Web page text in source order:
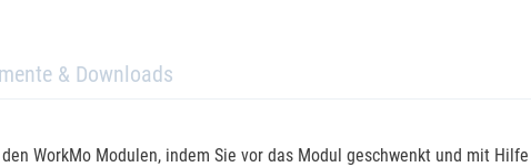
& Downloads
WorkMo Modulen, indem Sie vor das Modul geschwenkt und mit